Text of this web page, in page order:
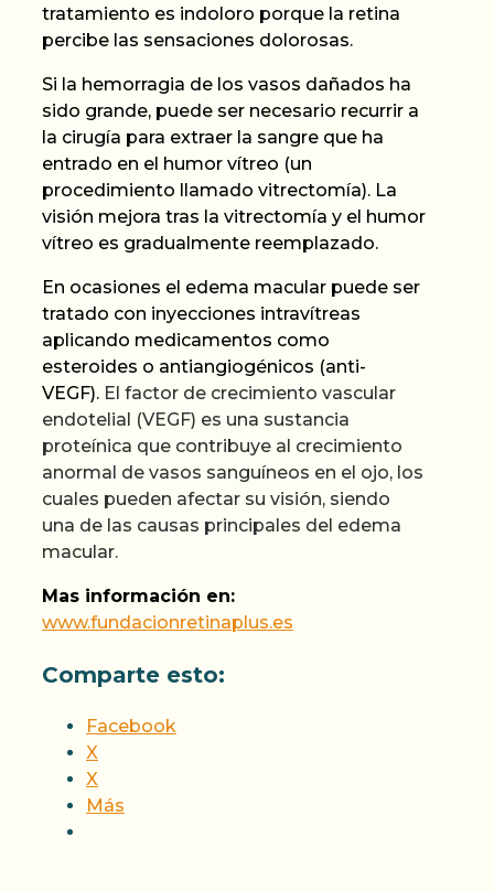
tratamiento es indoloro porque la retina
percibe las sensaciones dolorosas.
Si la hemorragia de los vasos dañados ha
sido grande, puede ser necesario recurrir a
la cirugía para extraer la sangre que ha
entrado en el humor vítreo (un
procedimiento llamado vitrectomía). La
visión mejora tras la vitrectomía y el humor
vítreo es gradualmente reemplazado.
En ocasiones el edema macular puede ser
tratado con inyecciones intravítreas
aplicando medicamentos como
esteroides o antiangiogénicos (anti-
VEGF). El factor de crecimiento vascular
endotelial (VEGF) es una sustancia
proteínica que contribuye al crecimiento
anormal de vasos sanguíneos en el ojo, los
cuales pueden afectar su visión, siendo
una de las causas principales del edema
macular.
Mas información en:
www.fundacionretinaplus.es
Comparte esto:
Facebook
X
X
Más